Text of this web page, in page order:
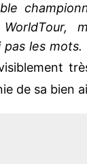
les mots.
de sa bien